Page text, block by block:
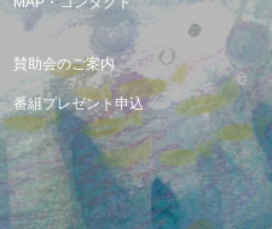
賛助会のご案内
番組プレゼント申込